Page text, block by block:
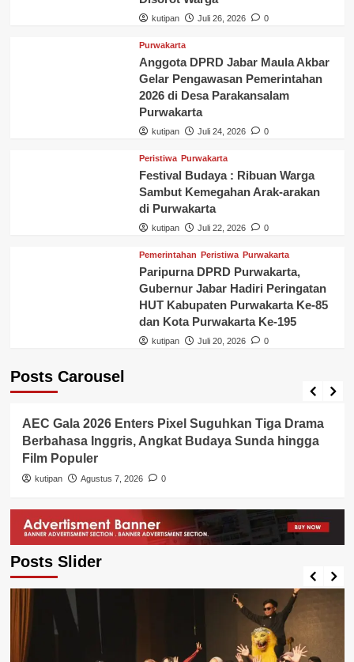
kutipan Juli 26, 2026 0
Purwakarta
Anggota DPRD Jabar Maula Akbar
Gelar Pengawasan Pemerintahan
2026 di Desa Parakansalam
Purwakarta
kutipan Juli 24, 2026 0
Peristiwa Purwakarta
Festival Budaya : Ribuan Warga
Sambut Kemegahan Arak-arakan
di Purwakarta
kutipan Juli 22, 2026 0
Pemerintahan Peristiwa Purwakarta
Paripurna DPRD Purwakarta,
Gubernur Jabar Hadiri Peringatan
HUT Kabupaten Purwakarta Ke-85
dan Kota Purwakarta Ke-195
kutipan Juli 20, 2026 0
Posts Carousel
Bandung Pendidikan
AEC Gala 2026 Enters Pixel Suguhkan Tiga Drama
Berbahasa Inggris, Angkat Budaya Sunda hingga
Film Populer
kutipan Agustus 7, 2026 0
Posts Slider